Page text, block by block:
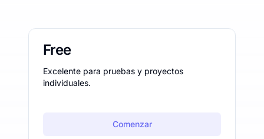
Free
Excelente para pruebas y proyectos
individuales.
Comenzar